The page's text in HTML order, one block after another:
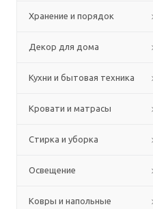
Хранение и порядок
Декор для дома
Кухни и бытовая техника
Кровати и матрасы
Стирка и уборка
Освещение
Ковры и напольные